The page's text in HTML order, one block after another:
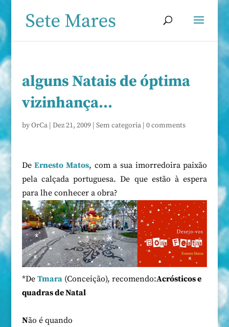
alguns Natais de óptima
vizinhança…
byOrCa| Dez 21, 2009| Sem categoria| 0 comments
DeErnesto Matos, com a sua imorredoira paixão
pela calçada portuguesa. De que estão à espera
para lhe conhecer a obra?
*De Tmara(Conceição), recomendo:Acrósticos e
quadras de Natal
Não é quando